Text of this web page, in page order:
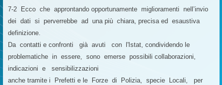
7-2 Ecco che approntando opportunamente miglioramenti nell’invio
dei dati si perverrebbe ad una più chiara, precisa ed esaustiva
definizione.
Da contatti e confronti già avuti con l'Istat, condividendo le
problematiche in essere, sono emerse possibili collaborazioni,
indicazioni e sensibilizzazioni
anche tramite i Prefetti e le Forze di Polizia, specie Locali, per